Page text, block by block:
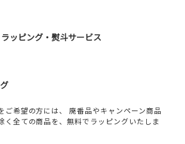
ラッピング・熨斗サービス
ご希望の方には、 廃番品やキャンペーン商品
く全ての商品を、無料でラッピングいたしま